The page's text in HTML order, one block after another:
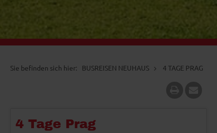
BUSREISEN NEUHAUS 4 TAGE PRAG
4 Tage Prag